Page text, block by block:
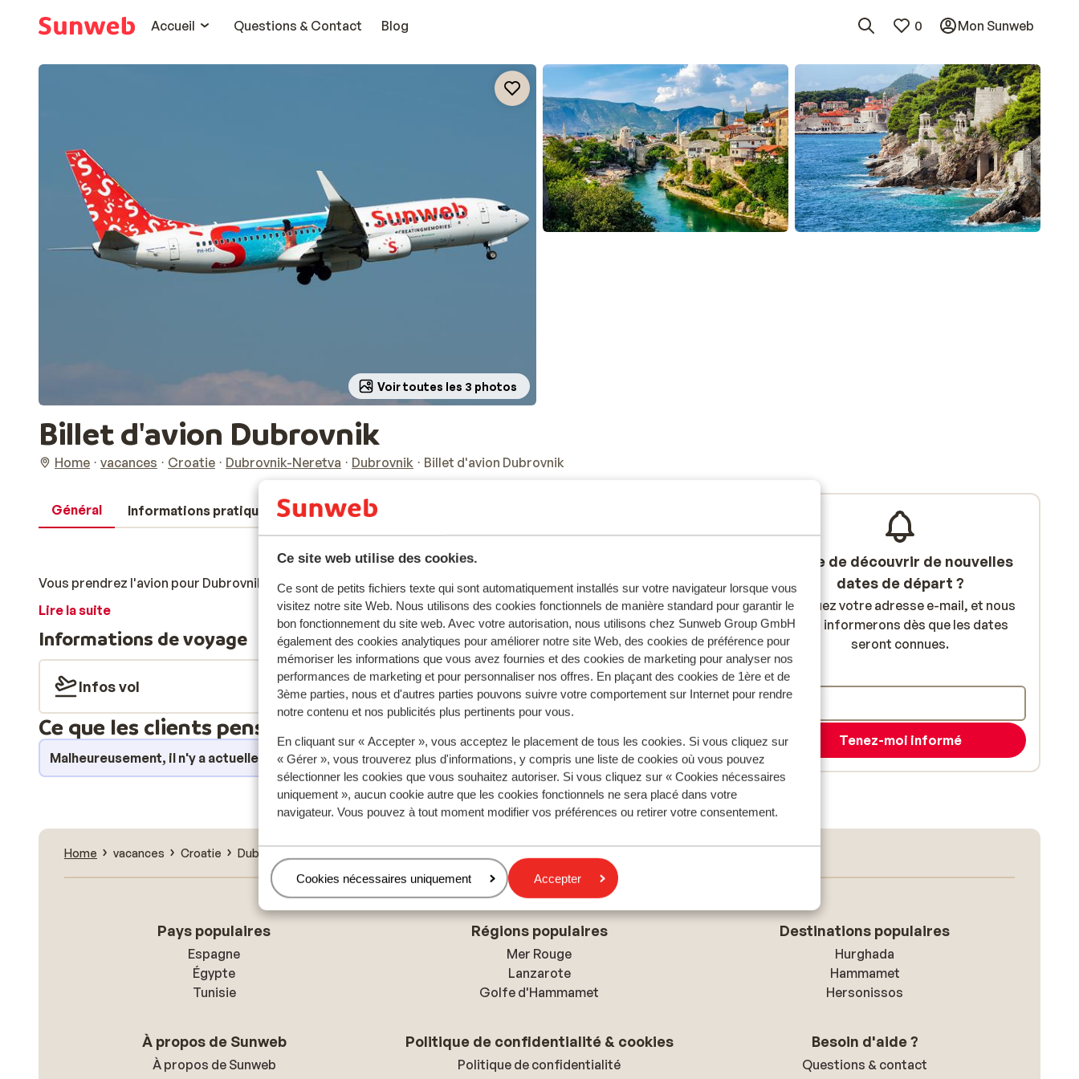
Ce site web utilise des cookies.
Ce sont de petits fichiers texte qui sont automatiquement installés sur votre navigateur lorsque vous
visitez notre site Web. Nous utilisons des cookies fonctionnels de manière standard pour garantir le
bon fonctionnement du site web. Avec votre autorisation, nous utilisons chez Sunweb Group GmbH
également des cookies analytiques pour améliorer notre site Web, des cookies de préférence pour
mémoriser les informations que vous avez fournies et des cookies de marketing pour analyser nos
performances de marketing et pour personnaliser nos offres. En plaçant des cookies de 1ère et de
3ème parties, nous et d'autres parties pouvons suivre votre comportement sur Internet pour rendre
notre contenu et nos publicités plus pertinents pour vous.
En cliquant sur « Accepter », vous acceptez le placement de tous les cookies. Si vous cliquez sur
« Gérer », vous trouverez plus d'informations, y compris une liste de cookies où vous pouvez
sélectionner les cookies que vous souhaitez autoriser. Si vous cliquez sur « Cookies nécessaires
uniquement », aucun cookie autre que les cookies fonctionnels ne sera placé dans votre
navigateur. Vous pouvez à tout moment modifier vos préférences ou retirer votre consentement.
Gérer
Cookies nécessaires uniquement Accepter
Accueil
Questions & Contact Blog 0 Mon Sunweb
Voir toutes les 3 photos
Billet d'avion Dubrovnik
Home vacances Croatie Dubrovnik-Neretva Dubrovnik Billet d'avion Dubrovnik
Général Informations pratiques Avis
Vous prendrez l'avion pour Dubrovnik. Le vol dure environ 2,5 heures.
Lire la suite
Informations de voyage
Infos vol
Ce que les clients pensent
Malheureusement, il n'y a actuellement aucun avis pour cet hébergement.
Envie de découvrir de nouvelles
dates de départ ?
Indiquez votre adresse e-mail, et nous
vous informerons dès que les dates
seront connues.
E-mail
Tenez-moi informé
Home vacances Croatie Dubrovnik-Neretva
Pays populaires
Espagne
Égypte
Tunisie
Régions populaires
Mer Rouge
Lanzarote
Golfe d'Hammamet
Destinations populaires
Hurghada
Hammamet
Hersonissos
À propos de Sunweb
À propos de Sunweb
Politique de confidentialité & cookies
Politique de confidentialité
Besoin d'aide ?
Questions & contact